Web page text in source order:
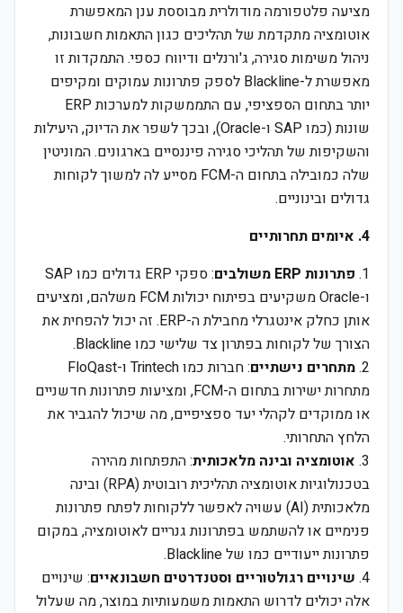
מציעה פלטפורמה מודולרית מבוססת ענן המאפשרת
אוטומציה מתקדמת של תהליכים כגון התאמות חשבונות,
ניהול משימות סגירה, ג'ורנלים ודיווח כספי. התמקדות זו
מאפשרת ל-Blackline לספק פתרונות עמוקים ומקיפים
יותר בתחום הספציפי, עם התממשקות למערכות ERP
שונות (כמו SAP ו-Oracle), ובכך לשפר את הדיוק, היעילות
והשקיפות של תהליכי סגירה פיננסיים בארגונים. המוניטין
שלה כמובילה בתחום ה-FCM מסייע לה למשוך לקוחות
גדולים ובינוניים.
4. איומים תחרותיים
1. פתרונות ERP משולבים
: ספקי ERP גדולים כמו SAP
ו-Oracle משקיעים בפיתוח יכולות FCM משלהם, ומציעים
אותן כחלק אינטגרלי מחבילת ה-ERP. זה יכול להפחית את
הצורך של לקוחות בפתרון צד שלישי כמו Blackline.
2. מתחרים נישתיים
: חברות כמו Trintech ו-FloQast
מתחרות ישירות בתחום ה-FCM, ומציעות פתרונות חדשניים
או ממוקדים לקהלי יעד ספציפיים, מה שיכול להגביר את
הלחץ התחרותי.
3. אוטומציה ובינה מלאכותית: התפתחות מהירה
בטכנולוגיות אוטומציה תהליכית רובוטית (RPA) ובינה
מלאכותית (AI) עשויה לאפשר ללקוחות לפתח פתרונות
פנימיים או להשתמש בפתרונות גנריים לאוטומציה, במקום
פתרונות ייעודיים כמו של Blackline.
4. שינויים רגולטוריים וסטנדרטים חשבונאיים: שינויים
אלה יכולים לדרוש התאמות משמעותיות במוצר, מה שעלול